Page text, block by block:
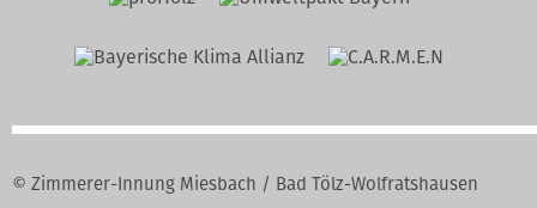
© Zimmerer-Innung Miesbach / Bad Tölz-Wolfratshausen